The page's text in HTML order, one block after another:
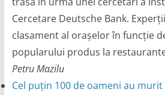
Cercetare Deutsche Bank.
clasament al orașelor în funcție
popularului produs la
Petru Mazilu
Cel puțin 100 de oameni au